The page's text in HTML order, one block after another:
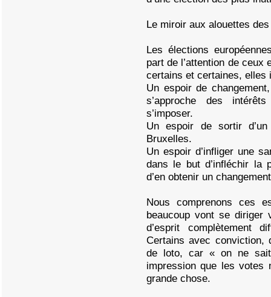
Le miroir aux alouettes
Les élections
part de l’attention de
certains et certaines, elles
Un espoir de
s’approche des
s’imposer.
Un espoir de sortir
Bruxelles.
Un espoir d’infliger une
dans le but d’infléchir la
d’en obtenir un
Nous comprenons ces
beaucoup vont se
d’esprit complètement
Certains avec conviction,
de loto, car « on ne
impression que les votes
grande chose.